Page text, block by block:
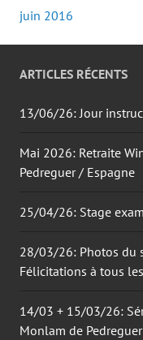
juin 2016
ARTICLES RÉCENTS
13/06/26: Jour
Mai 2026: Retraite
Pedreguer / Espagne
25/04/26: Stage
28/03/26: Photos du
Félicitations à tous
14/03 + 15/03/26:
Monlam de